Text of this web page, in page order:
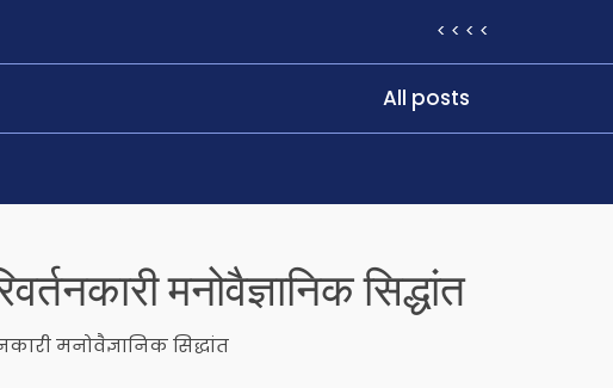
< < < <
All posts
मनोवैज्ञानिक सिद्धांत
मनोवैज्ञानिक सिद्धांत